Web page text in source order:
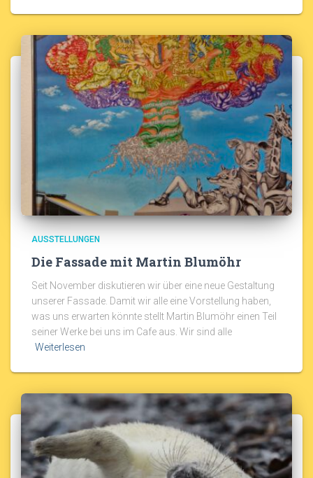
AUSSTELLUNGEN
Die Fassade mit Martin Blumöhr
Seit November diskutieren wir über eine neue Gestaltung
unserer Fassade. Damit wir alle eine Vorstellung haben,
was uns erwarten könnte stellt Martin Blumöhr einen Teil
seiner Werke bei uns im Cafe aus. Wir sind alle
Weiterlesen